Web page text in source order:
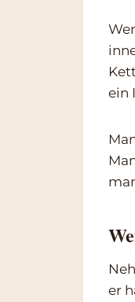
ein
er